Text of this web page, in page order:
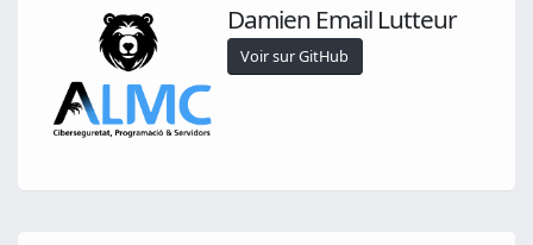
Damien Email Lutteur
Voir sur GitHub